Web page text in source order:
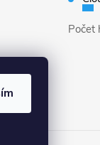
Počet